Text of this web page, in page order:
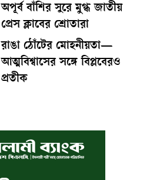
অপূর্ব বাঁশির সুরে মুগ্ধ জাতীয়
প্রেস ক্লাবের শ্রোতারা
রাঙা ঠোঁটের মোহনীয়তা—
আত্মবিশ্বাসের সঙ্গে বিপ্লবেরও
প্রতীক